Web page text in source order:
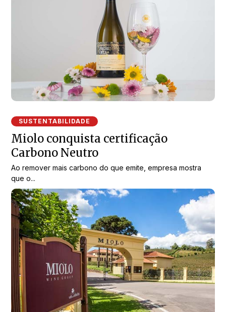
SUSTENTABILIDADE
Miolo conquista certificação
Carbono Neutro
Ao remover mais carbono do que emite, empresa mostra
que o...